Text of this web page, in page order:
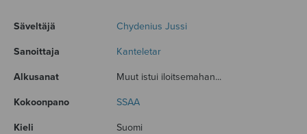
Säveltäjä Chydenius Jussi
Sanoittaja Kanteletar
Alkusanat Muut istui iloitsemahan...
Kokoonpano SSAA
Kieli Suomi